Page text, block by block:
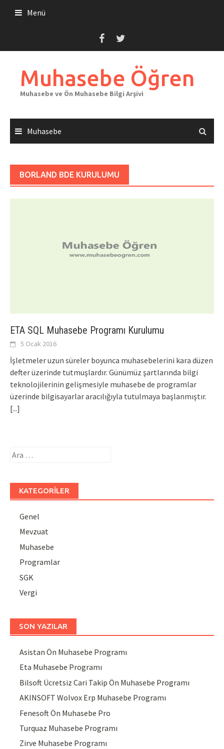
Menü
Muhasebe Öğren
Muhasebe ve Ön Muhasebe Bilgi Arşivi
Muhasebe
BORLAND BDE KURULUMU
ETA SQL Muhasebe Programı Kurulumu
5 Ocak 2016
İşletmeler uzun süreler boyunca muhasebelerini kara düzen
defter üzerinde tutmuşlardır. Günümüz şartlarında bilgi
teknolojilerinin gelişmesiyle muhasebe de programlar
üzerinde bilgisayarlar aracılığıyla tutulmaya başlanmıştır.
[...]
Arama:
KATEGORILER
Genel
Mevzuat
Muhasebe
Programlar
SGK
Vergi
SON YAZILAR
Asistan Ön Muhasebe Programı
Eta Muhasebe Programı
Bilsoft Ücretsiz Cari Takip Ön Muhasebe Programı
AKINSOFT Wolvox Erp Muhasebe Programı
Fenesoft Ön Muhasebe Pro
Turquaz Muhasebe Programı
Zirve Muhasebe Programı